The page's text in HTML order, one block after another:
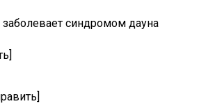
заболевает синдромом дауна